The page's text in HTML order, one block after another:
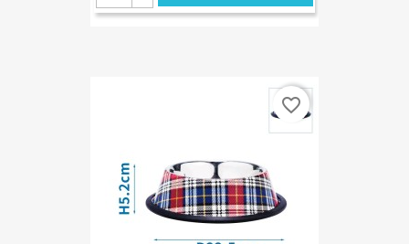
favorite_border